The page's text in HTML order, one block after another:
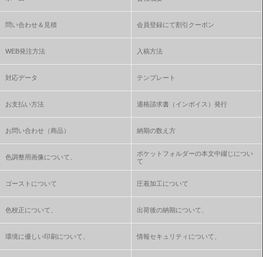
問い合わせ＆見積 会員登録にて割引クーポン
WEB発注方法 入稿方法
対応データ テンプレート
お支払い方法 適格請求書（インボイス）発行
お問い合わせ（商品） 納期の数え方
色調整用画像について、
ポケットフォルダーの本文中綴じについ
て
ゴーストについて 圧着加工について
色校正について、 出荷後の納期について、
環境に優しい印刷について、 情報セキュリティについて、